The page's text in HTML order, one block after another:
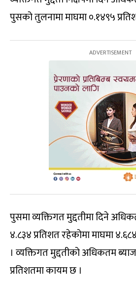
पुसको तुलनामा माघमा ०.१४९५
पुसमा व्यक्तिगत मुद्दतीमा दिने
४.८३४ प्रतिशत रहेकोमा माघमा
। व्यक्तिगत मुद्दतीको अधिकतम
प्रतिशतमा कायम छ ।